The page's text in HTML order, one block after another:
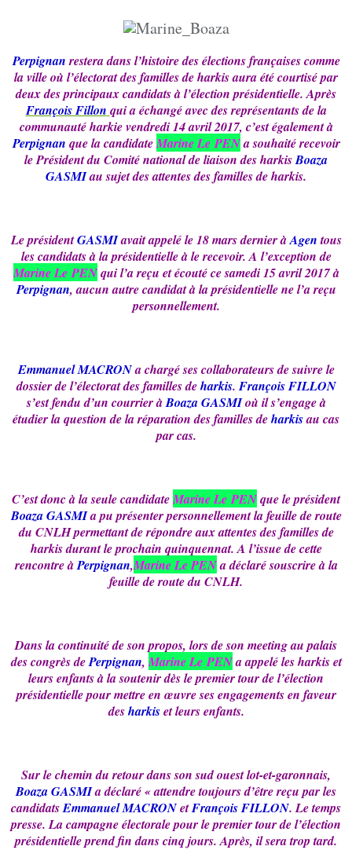
Perpignanrestera dans l’histoire des élections françaises comme
la ville où l’électorat des familles de harkis aura été courtisé par
deux des principaux candidats à l’élection présidentielle. Après
François Fillon qui a échangé avec des représentants de la
communauté harkie vendredi 14 avril 2017, c’est également à
Perpignan que la candidateMarine Le PENa souhaité recevoir
le Président du Comité national de liaison des harkisBoaza
GASMIau sujet des attentes des familles de harkis.
Le présidentGASMIavait appelé le 18 mars dernier àAgentous
les candidats à la présidentielle à le recevoir. A l’exception de
Marine Le PENqui l’a reçu et écouté ce samedi 15 avril 2017 à
Perpignan, aucun autre candidat à la présidentielle ne l’a reçu
personnellement.
Emmanuel MACRONa chargé ses collaborateurs de suivre le
dossier de l’électorat des familles deharkis.François FILLON
s’est fendu d’un courrier àBoaza GASMIoù il s’engage à
étudier la question de la réparation des familles deharkisau cas
par cas.
C’est donc à la seule candidateMarine Le PENque le président
Boaza GASMIa pu présenter personnellement la feuille de route
du CNLH permettant de répondre aux attentes des familles de
harkis durant le prochain quinquennat. A l’issue de cette
rencontre àPerpignan,Marine Le PENa déclaré souscrire à la
feuille de route du CNLH.
Dans la continuité de son propos, lors de son meeting au palais
des congrès dePerpignan,Marine Le PENa appelé les harkis et
leurs enfants à la soutenir dès le premier tour de l’élection
présidentielle pour mettre en œuvre ses engagements en faveur
desharkiset leurs enfants.
Sur le chemin du retour dans son sud ouest lot-et-garonnais,
Boaza GASMIa déclaré « attendre toujours d’être reçu par les
candidatsEmmanuel MACRONetFrançois FILLON. Le temps
presse. La campagne électorale pour le premier tour de l’élection
présidentielle prend fin dans cinq jours. Après, il sera trop tard.